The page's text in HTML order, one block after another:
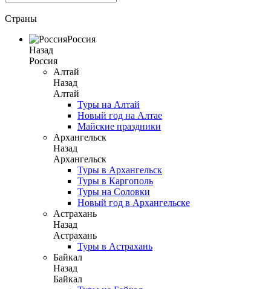
Страны
Россия
Назад
Россия
Алтай
Назад
Алтай
Туры на Алтай
Новый год на Алтае
Майские праздники
Архангельск
Назад
Архангельск
Туры в Архангельск
Туры в Каргополь
Туры на Соловки
Новый год в Архангельске
Астрахань
Назад
Астрахань
Туры в Астрахань
Байкал
Назад
Байкал